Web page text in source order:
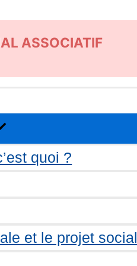
ASSOCIATIF
quoi ?
et le projet social